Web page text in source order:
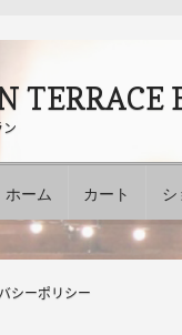
TERRACE
ホーム カート シ
シーポリシー